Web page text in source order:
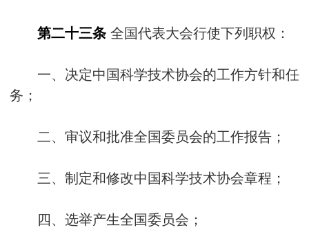
第二十三条 全国代表大会行使下列职权：
一、决定中国科学技术协会的工作方针和任
务；
二、审议和批准全国委员会的工作报告；
三、制定和修改中国科学技术协会章程；
四、选举产生全国委员会；